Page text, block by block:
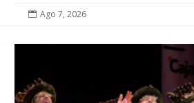
 Ago 7, 2026